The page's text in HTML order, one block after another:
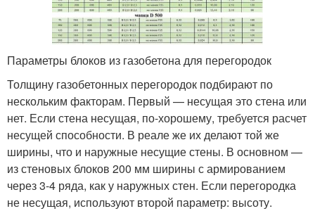
Параметры блоков из газобетона для перегородок
Толщину газобетонных перегородок подбирают по
нескольким факторам. Первый — несущая это стена или
нет. Если стена несущая, по-хорошему, требуется расчет
несущей способности. В реале же их делают той же
ширины, что и наружные несущие стены. В основном —
из стеновых блоков 200 мм ширины с армированием
через 3-4 ряда, как у наружных стен. Если перегородка
не несущая, используют второй параметр: высоту.